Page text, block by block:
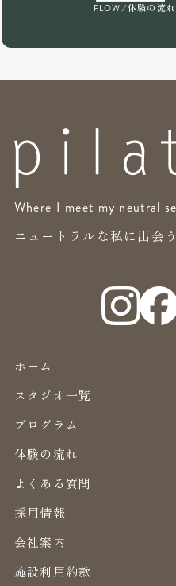
FLOW /体験の流れ
Where I meet my neutral
ニュートラルな私に出会う
ホーム
スタジオ一覧
プログラム
体験の流れ
よくある質問
採用情報
会社案内
施設利用約款